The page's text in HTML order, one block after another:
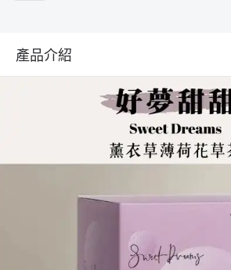
產品介紹